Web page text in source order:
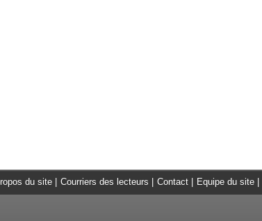
du site Courriers des lecteurs Contact Equipe du site